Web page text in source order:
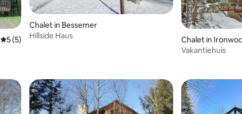
Gemiddelde beoordeling van 5 op 5, 5 recensies
5 (5)
Chalet in Bessemer
Hillside Haus
Chalet in
Vakantiehuis